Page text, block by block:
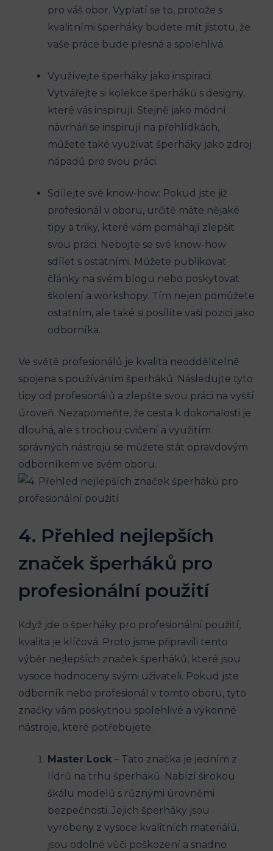
pro váš obor. Vyplatí se to, protože s
kvalitními šperháky budete mít jistotu, že
vaše práce bude přesná a spolehlivá.
Využívejte šperháky jako inspiraci:
Vytvářejte si kolekce šperháků s designy,
které vás inspirují. Stejně jako módní
návrháři se inspirují na přehlídkách,
můžete také využívat šperháky jako zdroj
nápadů pro svou práci.
Sdílejte své know-how: Pokud jste již
profesionál v oboru, určitě máte nějaké
tipy a triky, které vám pomáhají zlepšit
svou práci. Nebojte se své know-how
sdílet s ostatními. Můžete publikovat
články na svém blogu nebo poskytovat
školení a workshopy. Tím nejen pomůžete
ostatním, ale také si posílíte vaši pozici jako
odborníka.
Ve světě profesionálů je kvalita neoddělitelně
spojena s používáním šperháků. Následujte tyto
tipy od profesionálů a zlepšte svou práci na vyšší
úroveň. Nezapomeňte, že cesta k dokonalosti je
dlouhá, ale s trochou cvičení a využitím
správných nástrojů se můžete stát opravdovým
odborníkem ve svém oboru.
4. Přehled nejlepších
značek šperháků pro
profesionální použití
Když jde o šperháky pro profesionální použití,
kvalita je klíčová. Proto jsme připravili tento
výběr nejlepších značek šperháků, které jsou
vysoce hodnoceny svými uživateli. Pokud jste
odborník nebo profesionál v tomto oboru, tyto
značky vám poskytnou spolehlivé a výkonné
nástroje, které potřebujete.
Master Lock – Tato značka je jedním z
lídrů na trhu šperháků. Nabízí širokou
škálu modelů s různými úrovněmi
bezpečnosti. Jejich šperháky jsou
vyrobeny z vysoce kvalitních materiálů,
jsou odolné vůči poškození a snadno